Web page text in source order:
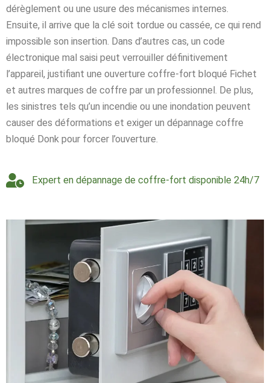
dérèglement ou une usure des mécanismes internes.
Ensuite, il arrive que la clé soit tordue ou cassée, ce qui rend
impossible son insertion. Dans d’autres cas, un code
électronique mal saisi peut verrouiller définitivement
l’appareil, justifiant une ouverture coffre-fort bloqué Fichet
et autres marques de coffre par un professionnel. De plus,
les sinistres tels qu’un incendie ou une inondation peuvent
causer des déformations et exiger un dépannage coffre
bloqué Donk pour forcer l’ouverture.
Expert en dépannage de coffre-fort disponible 24h/7